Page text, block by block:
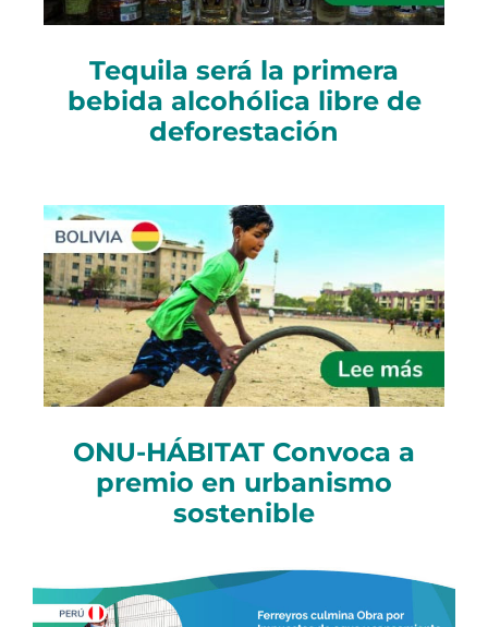
Tequila será la primera
bebida alcohólica libre de
deforestación
ONU-HÁBITAT Convoca a
premio en urbanismo
sostenible